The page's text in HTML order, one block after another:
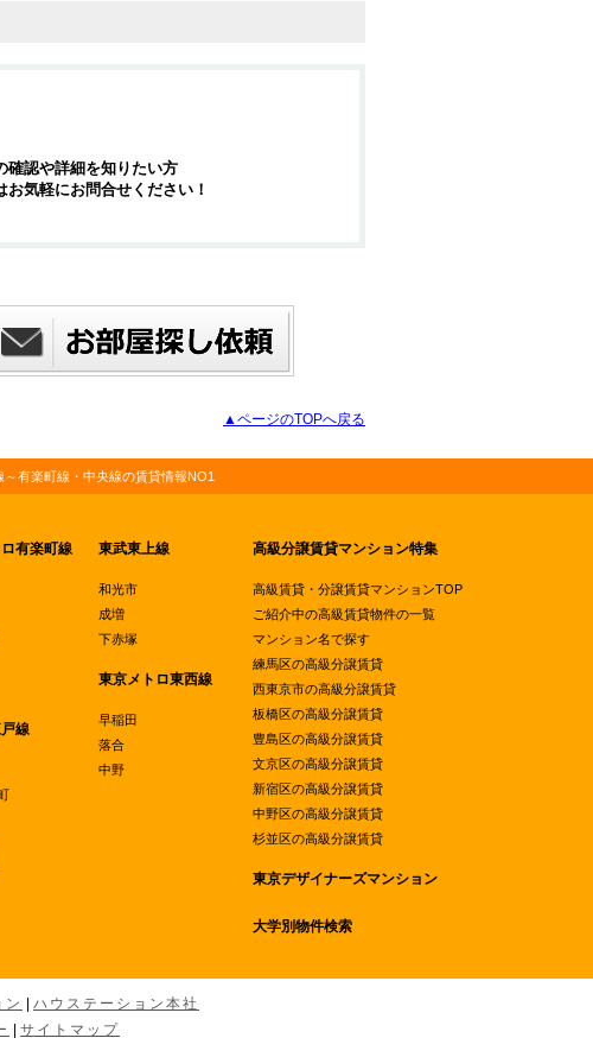
確認や詳細を知りたい方
お気軽にお問合せください！
▲ページのTOPへ戻る
有楽町線・中央線の賃貸情報NO1
有楽町線
線
東武東上線
和光市
成増
下赤塚
東京メトロ東西線
早稲田
落合
中野
高級分譲賃貸マンション特集
高級賃貸・分譲賃貸マンションTOP
ご紹介中の高級賃貸物件の一覧
マンション名で探す
練馬区の高級分譲賃貸
西東京市の高級分譲賃貸
板橋区の高級分譲賃貸
豊島区の高級分譲賃貸
文京区の高級分譲賃貸
新宿区の高級分譲賃貸
中野区の高級分譲賃貸
杉並区の高級分譲賃貸
東京デザイナーズマンション
大学別物件検索
ン
ハウステーション本社
サイトマップ